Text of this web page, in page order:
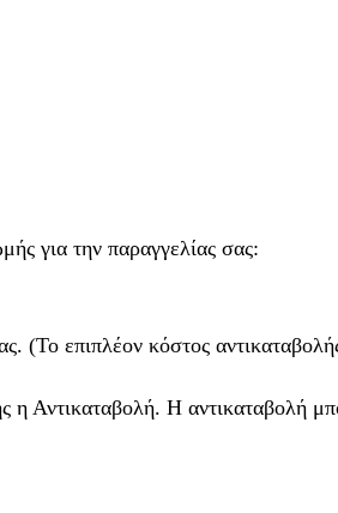
για την παραγγελίας σας:
(Το επιπλέον κόστος
η Αντικαταβολή. Η αντικαταβολή